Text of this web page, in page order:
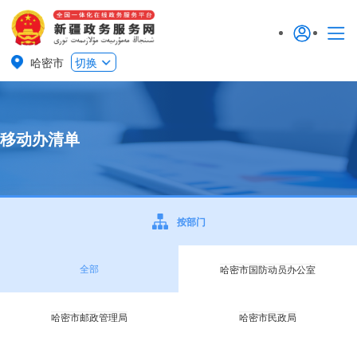
哈密市 切换
移动办清单
按部门
全部 哈密市国防动员办公室
哈密市邮政管理局 哈密市民政局